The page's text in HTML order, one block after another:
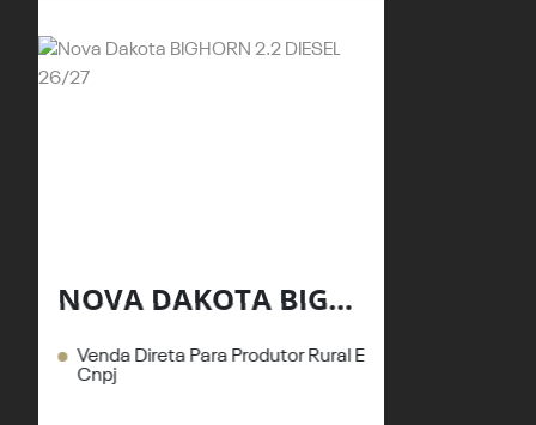
NOVA DAKOTA BIGHORN 2.2 DIESEL 26/27
Venda Direta Para Produtor Rural E
Cnpj